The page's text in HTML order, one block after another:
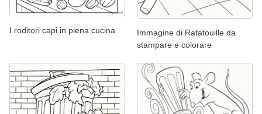
I roditori capi in piena cucina
Immagine di Ratatouille da
stampare e colorare